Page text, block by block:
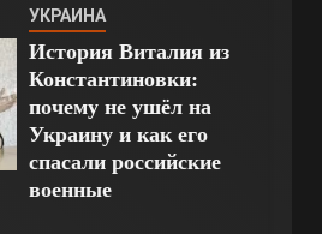
УКРАИНА
История Виталия из
Константиновки:
почему не ушёл на
Украину и как его
спасали российские
военные